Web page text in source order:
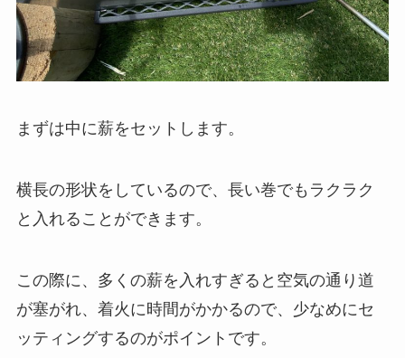
まずは中に薪をセットします。
横長の形状をしているので、長い巻でもラクラク
と入れることができます。
この際に、多くの薪を入れすぎると空気の通り道
が塞がれ、着火に時間がかかるので、少なめにセ
ッティングするのがポイントです。